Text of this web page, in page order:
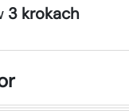
3 krokach